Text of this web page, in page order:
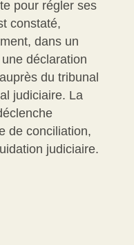
pour régler ses
constaté,
dans un
déclaration
du tribunal
judiciaire. La
de conciliation,
judiciaire.